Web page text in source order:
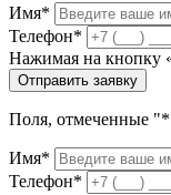
Имя*
Телефон*
Нажимая на кнопку
Отправить заявку
Поля, отмеченные
Имя*
Телефон*